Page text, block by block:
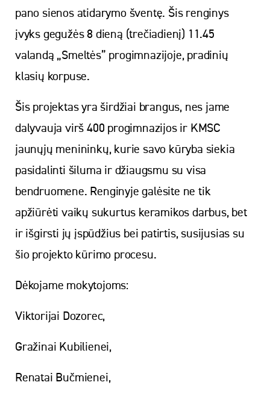
pano sienos atidarymo šventę. Šis renginys
įvyks gegužės 8 dieną (trečiadienį) 11.45
valandą „Smeltės” progimnazijoje, pradinių
klasių korpuse.
Šis projektas yra širdžiai brangus, nes jame
dalyvauja virš 400 progimnazijos ir KMSC
jaunųjų menininkų, kurie savo kūryba siekia
pasidalinti šiluma ir džiaugsmu su visa
bendruomene. Renginyje galėsite ne tik
apžiūrėti vaikų sukurtus keramikos darbus, bet
ir išgirsti jų įspūdžius bei patirtis, susijusias su
šio projekto kūrimo procesu.
Dėkojame mokytojoms:
Viktorijai Dozorec,
Gražinai Kubilienei,
Renatai Bučmienei,